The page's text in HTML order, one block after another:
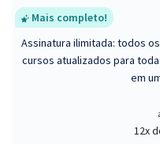
Mais completo!
Assinatura ilimitada: todos
cursos atualizados para
em
12x